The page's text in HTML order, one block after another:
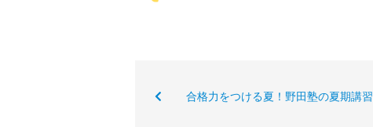
合格力をつける夏！野田塾の夏期講習